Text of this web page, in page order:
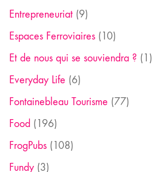
Entrepreneuriat (9)
Espaces Ferroviaires (10)
Et de nous qui se souviendra ? (1)
Everyday Life (6)
Fontainebleau Tourisme (77)
Food (196)
FrogPubs (108)
Fundy (3)